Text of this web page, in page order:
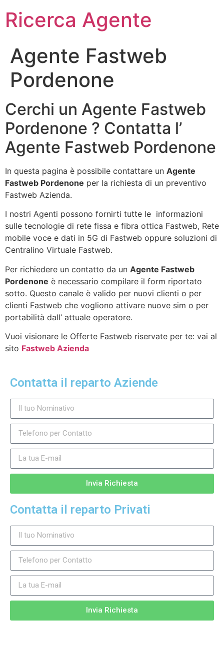
Ricerca Agente
Agente Fastweb
Pordenone
Cerchi un Agente Fastweb
Pordenone ? Contatta l’
Agente Fastweb Pordenone
In questa pagina è possibile contattare un Agente
Fastweb Pordenone per la richiesta di un preventivo
Fastweb Azienda.
I nostri Agenti possono fornirti tutte le informazioni
sulle tecnologie di rete fissa e fibra ottica Fastweb, Rete
mobile voce e dati in 5G di Fastweb oppure soluzioni di
Centralino Virtuale Fastweb.
Per richiedere un contatto da un Agente Fastweb
Pordenone è necessario compilare il form riportato
sotto. Questo canale è valido per nuovi clienti o per
clienti Fastweb che vogliono attivare nuove sim o per
portabilità dall’ attuale operatore.
Vuoi visionare le Offerte Fastweb riservate per te: vai al
sito Fastweb Azienda
Contatta il reparto Aziende
Invia Richiesta
Contatta il reparto Privati
Invia Richiesta